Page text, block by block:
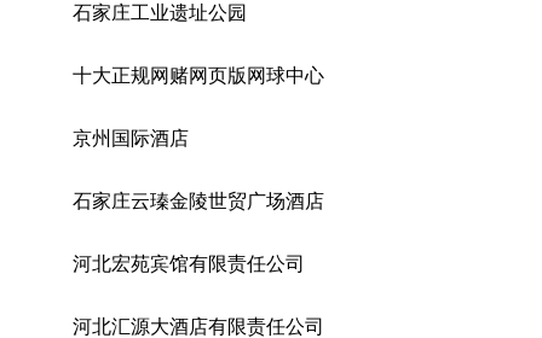
石家庄工业遗址公园
十大正规网赌网页版网球中心
京州国际酒店
石家庄云瑧金陵世贸广场酒店
河北宏苑宾馆有限责任公司
河北汇源大酒店有限责任公司